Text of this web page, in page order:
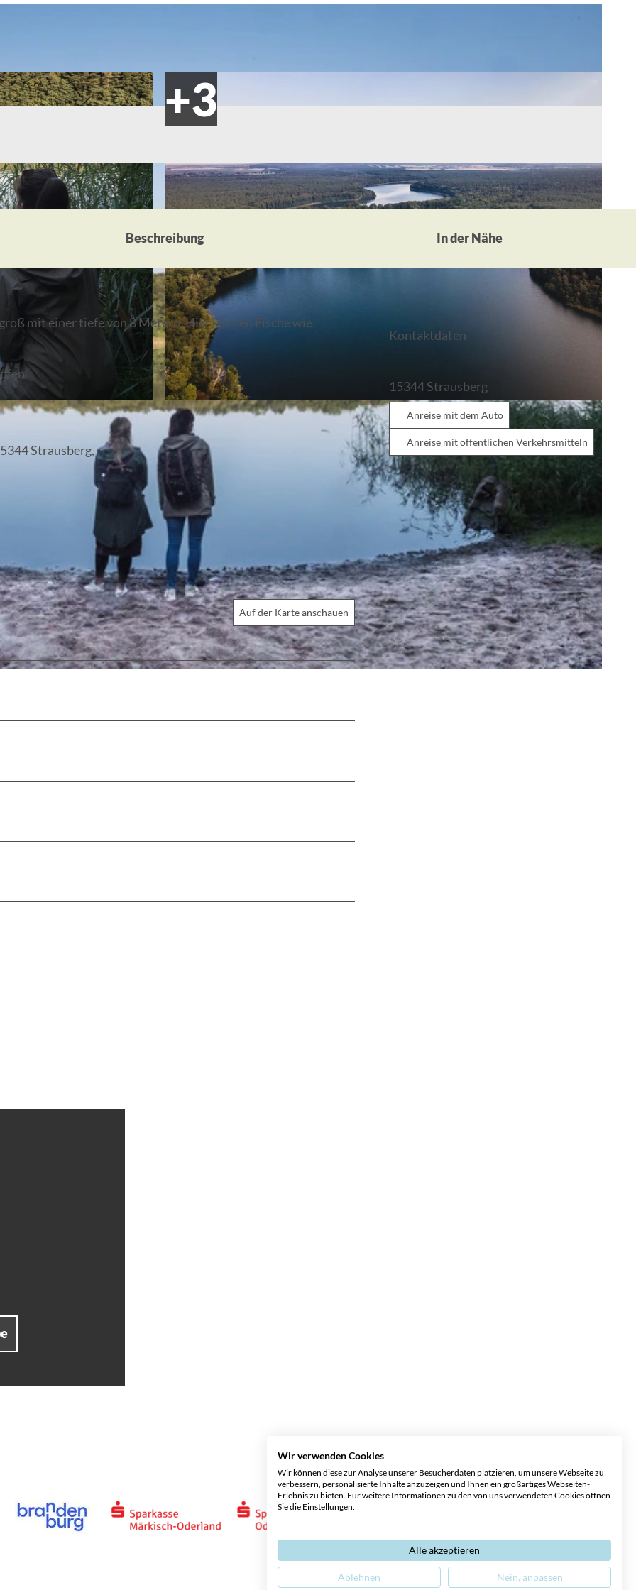
© Christoph Creuzburg, Lizenz: Seenland Oder-Spree
Beschreibung In der Nähe
mit einer tiefe von 8 Metern. Hier können Fische wie
Strausberg,
Auf der Karte anschauen
Kontaktdaten
15344Strausberg
Anreise mit dem Auto
Anreise mit öffentlichen Verkehrsmitteln
Wir verwenden Cookies
Wir können diese zur Analyse unserer Besucherdaten platzieren, um unsere Webseite zu
verbessern, personalisierte Inhalte anzuzeigen und Ihnen ein großartiges Webseiten-
Erlebnis zu bieten. Für weitere Informationen zu den von uns verwendeten Cookies öffnen
Sie die Einstellungen.
Alle akzeptieren
Ablehnen Nein, anpassen